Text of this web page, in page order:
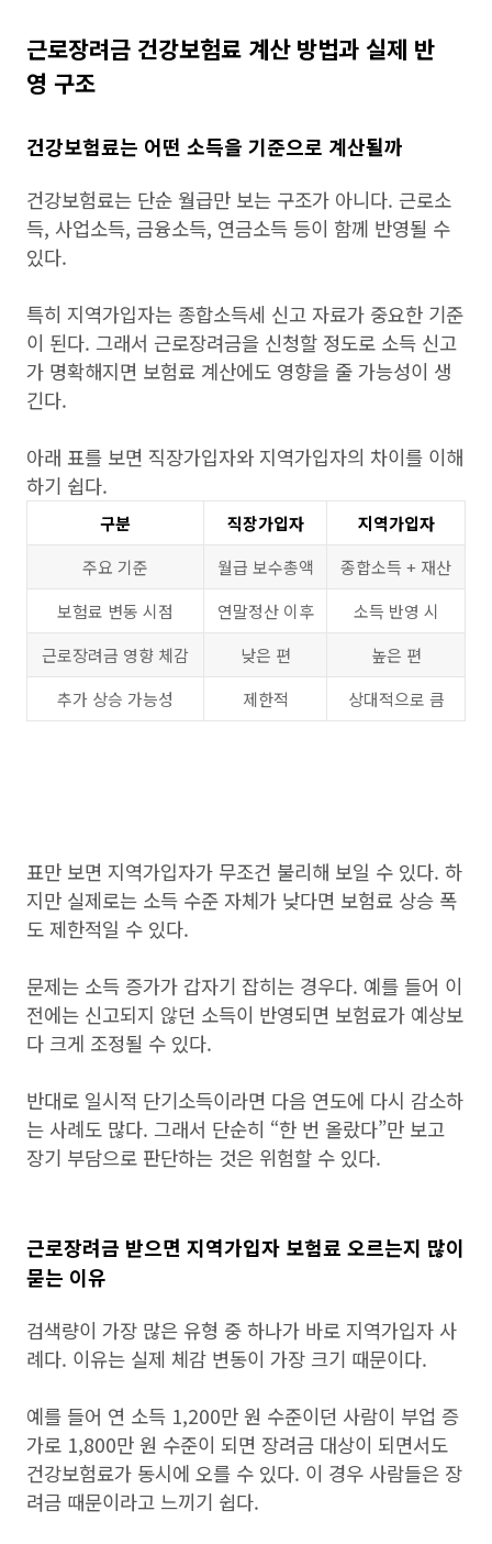
근로장려금 건강보험료 계산 방법과 실제 반
영 구조
건강보험료는 어떤 소득을 기준으로 계산될까
건강보험료는 단순 월급만 보는 구조가 아니다. 근로소
득, 사업소득, 금융소득, 연금소득 등이 함께 반영될 수
있다.
특히 지역가입자는 종합소득세 신고 자료가 중요한 기준
이 된다. 그래서 근로장려금을 신청할 정도로 소득 신고
가 명확해지면 보험료 계산에도 영향을 줄 가능성이 생
긴다.
아래 표를 보면 직장가입자와 지역가입자의 차이를 이해
하기 쉽다.
구분 직장가입자
지역가입자
주요 기준
월급 보수총액
종합소득 + 재산
보험료 변동 시점
연말정산 이후
소득 반영 시
근로장려금 영향 체감
낮은 편
높은 편
추가 상승 가능성
제한적 상대적으로 큼
표만 보면 지역가입자가 무조건 불리해 보일 수 있다. 하
지만 실제로는 소득 수준 자체가 낮다면 보험료 상승 폭
도 제한적일 수 있다.
문제는 소득 증가가 갑자기 잡히는 경우다. 예를 들어 이
전에는 신고되지 않던 소득이 반영되면 보험료가 예상보
다 크게 조정될 수 있다.
반대로 일시적 단기소득이라면 다음 연도에 다시 감소하
는 사례도 많다. 그래서 단순히 “한 번 올랐다”만 보고
장기 부담으로 판단하는 것은 위험할 수 있다.
근로장려금 받으면 지역가입자 보험료 오르는지 많이
묻는 이유
검색량이 가장 많은 유형 중 하나가 바로 지역가입자 사
례다. 이유는 실제 체감 변동이 가장 크기 때문이다.
예를 들어 연 소득 1,200만 원 수준이던 사람이 부업 증
가로 1,800만 원 수준이 되면 장려금 대상이 되면서도
건강보험료가 동시에 오를 수 있다. 이 경우 사람들은 장
려금 때문이라고 느끼기 쉽다.